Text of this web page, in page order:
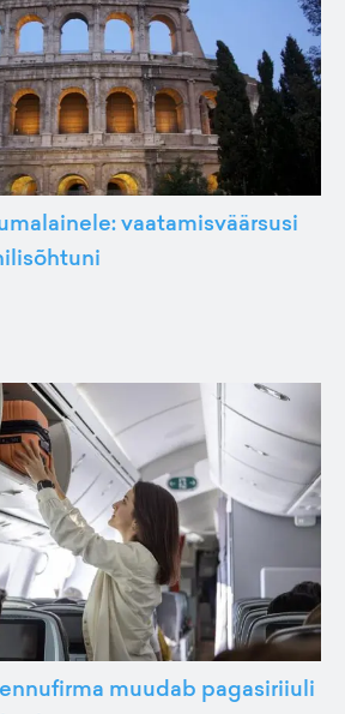
vaatamisväärsusi
muudab pagasiriiuli